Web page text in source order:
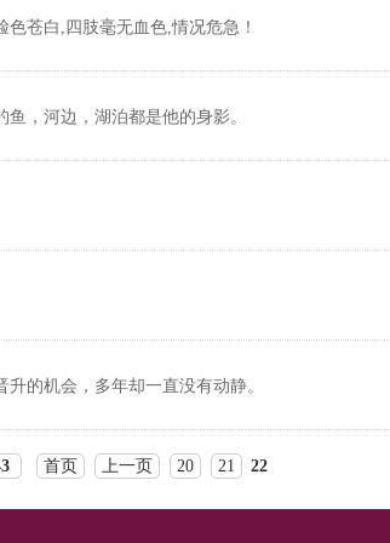
苍白,四肢毫无血色,情况危急！
，河边，湖泊都是他的身影。
的机会，多年却一直没有动静。
首页 上一页 20 21 22